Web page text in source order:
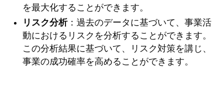
を最大化することができます。
リスク分析：過去のデータに基づいて、事業活
動におけるリスクを分析することができます。
この分析結果に基づいて、リスク対策を講じ、
事業の成功確率を高めることができます。